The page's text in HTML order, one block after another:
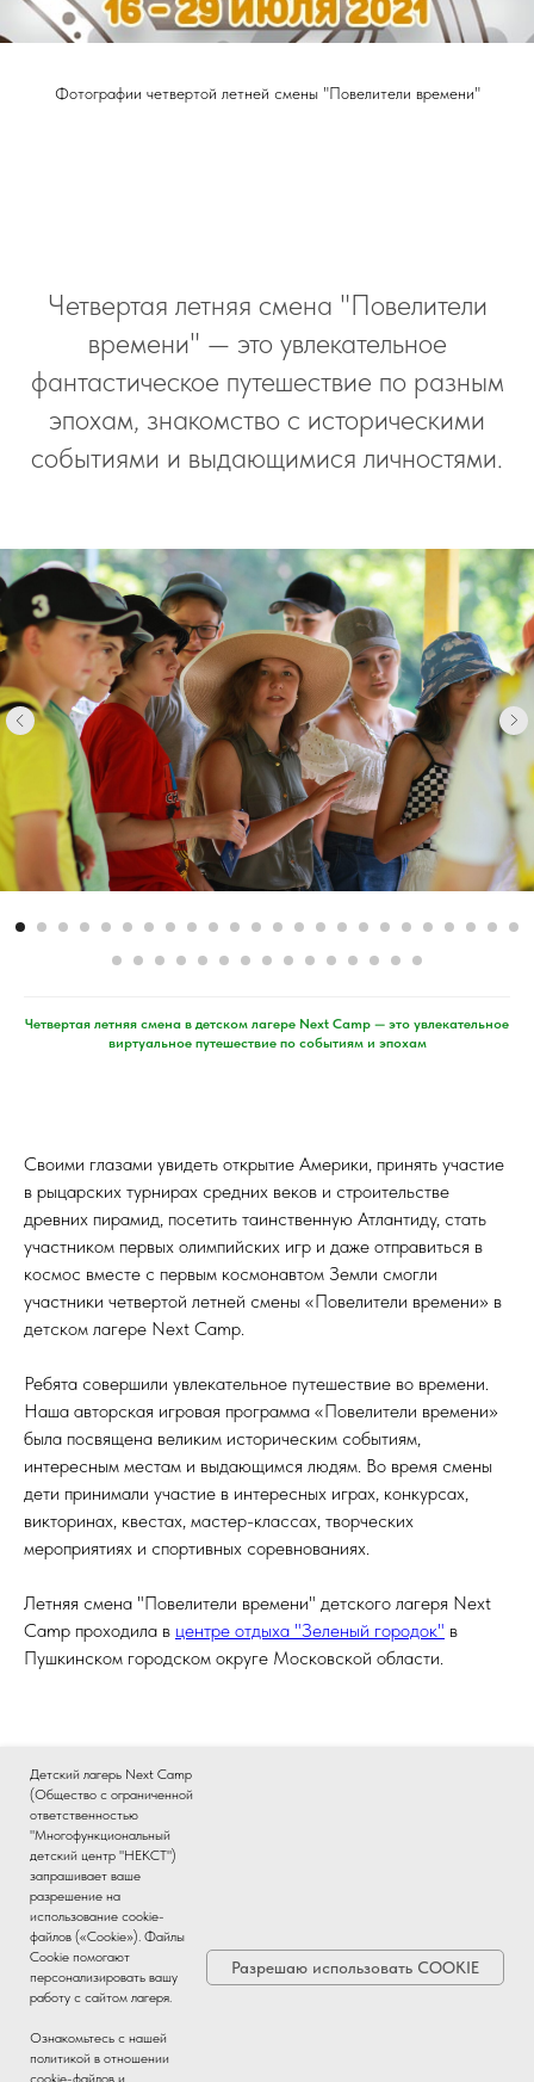
Фотографии четвертой летней смены "Повелители времени"
Четвертая летняя смена "Повелители
времени" — это увлекательное
фантастическое путешествие по разным
эпохам, знакомство с историческими
событиями и выдающимися личностями.
Четвертая летняя смена в детском лагере Next Camp — это увлекательное
виртуальное путешествие по событиям и эпохам
Своими глазами увидеть открытие Америки, принять участие
в рыцарских турнирах средних веков и строительстве
древних пирамид, посетить таинственную Атлантиду, стать
участником первых олимпийских игр и даже отправиться в
космос вместе с первым космонавтом Земли смогли
участники четвертой летней смены «Повелители времени» в
детском лагере Next Сamp.
Ребята совершили увлекательное путешествие во времени.
Наша авторская игровая программа «Повелители времени»
была посвящена великим историческим событиям,
интересным местам и выдающимся людям. Во время смены
дети принимали участие в интересных играх, конкурсах,
викторинах, квестах, мастер-классах, творческих
мероприятиях и спортивных соревнованиях.
Летняя смена "Повелители времени" детского лагеря Next
Camp проходила в центре отдыха "Зеленый городок" в
Пушкинском городском округе Московской области.
Еще больше фотографий с этой летней смены в
ВКонтакте.
Все материалы данного сайта являются объектами авторского
права. Запрещается копирование, распространение, модификация
или любое другое использование информации и объектов без
письменного разрешения правообладателя.
Детский лагерь Next Camp
(Общество с ограниченной
ответственностью
"Многофункциональный
детский центр "НЕКСТ")
запрашивает ваше
разрешение на
использование cookie-
файлов («Cookie»). Файлы
Cookie помогают
персонализировать вашу
работу с сайтом лагеря.
Ознакомьтесь с нашей
политикой в отношении
cookie-файлов и
Разрешаю использовать COOKIE